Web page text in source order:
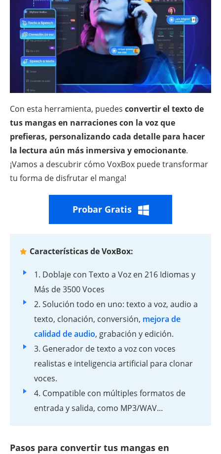
Con esta herramienta, puedes convertir el texto de
tus mangas en narraciones con la voz que
prefieras, personalizando cada detalle para hacer
la lectura aún más inmersiva y emocionante.
¡Vamos a descubrir cómo VoxBox puede transformar
tu forma de disfrutar el manga!
Probar Gratis
Características de VoxBox:
1. Doblaje con Texto a Voz en 216 Idiomas y
Más de 3500 Voces
2. Solución todo en uno: texto a voz, audio a
texto, clonación, conversión, mejora de
calidad de audio, grabación y edición.
3. Generador de texto a voz con voces
realistas e inteligencia artificial para clonar
voces.
4. Compatible con múltiples formatos de
entrada y salida, como MP3/WAV...
Pasos para convertir tus mangas en